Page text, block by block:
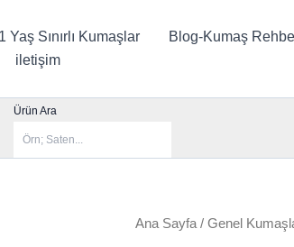
Yaş Sınırlı Kumaşlar Blog-Kumaş
iletişim
Ürün Ara
Ana Sayfa / Genel